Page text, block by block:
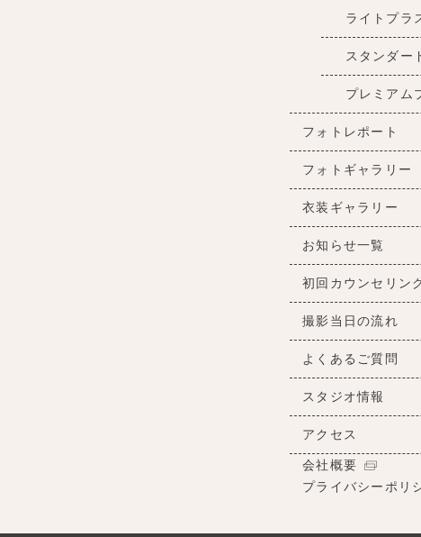
ライトプラ
スタンダー
プレミアム
フォトレポート
フォトギャラリー
衣装ギャラリー
お知らせ一覧
初回カウンセリン
撮影当日の流れ
よくあるご質問
スタジオ情報
アクセス
会社概要
プライバシーポリ